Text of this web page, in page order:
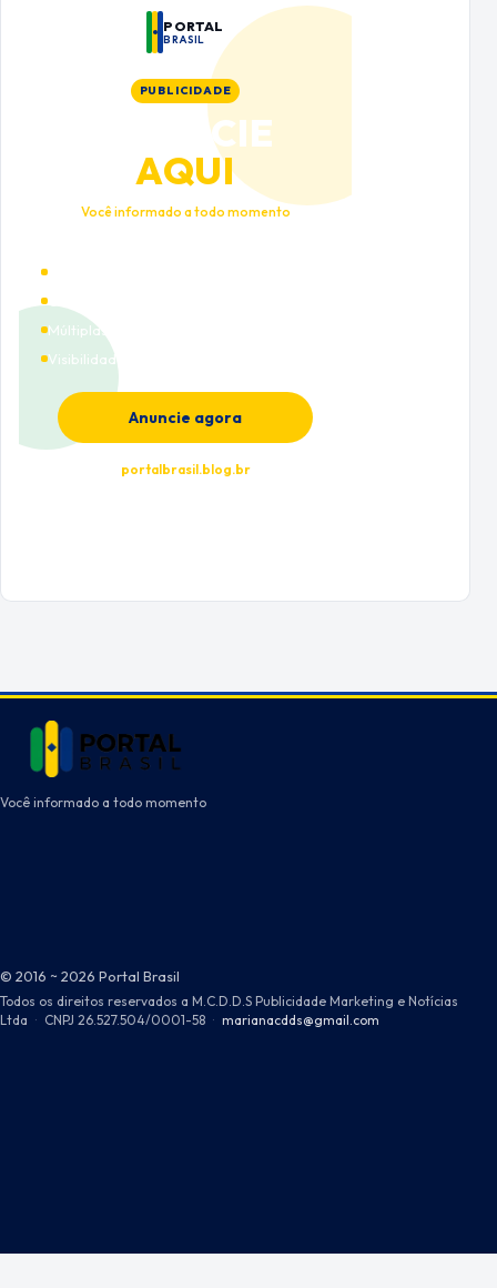
PORTAL
BRASIL
PUBLICIDADE
ANUNCIE
AQUI
Você informado a todo momento
Múltiplas categorias
Visibilidade premium
Anuncie agora
portalbrasil.blog.br
Você informado a todo momento
© 2016 ~ 2026 Portal Brasil
Todos os direitos reservados a M.C.D.D.S Publicidade Marketing e Notícias
Ltda · CNPJ 26.527.504/0001-58 · marianacdds@gmail.com